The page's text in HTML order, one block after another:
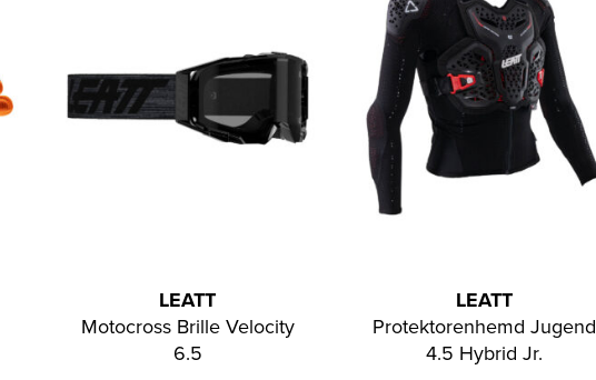
LEATT
Motocross Brille Velocity
6.5
LEATT
Protektorenhemd Jugend
4.5 Hybrid Jr.